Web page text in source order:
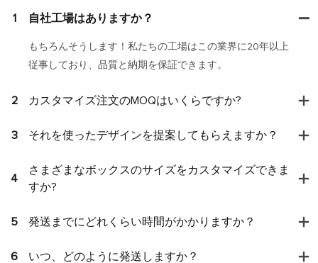
1 自社工場はありますか？
もちろんそうします！私たちの工場はこの業界に20年以上
従事しており、品質と納期を保証できます。
2 カスタマイズ注文のMOQはいくらですか?
3 それを使ったデザインを提案してもらえますか？
4
さまざまなボックスのサイズをカスタマイズできま
すか?
5 発送までにどれくらい時間がかかりますか？
6 いつ、どのように発送しますか？